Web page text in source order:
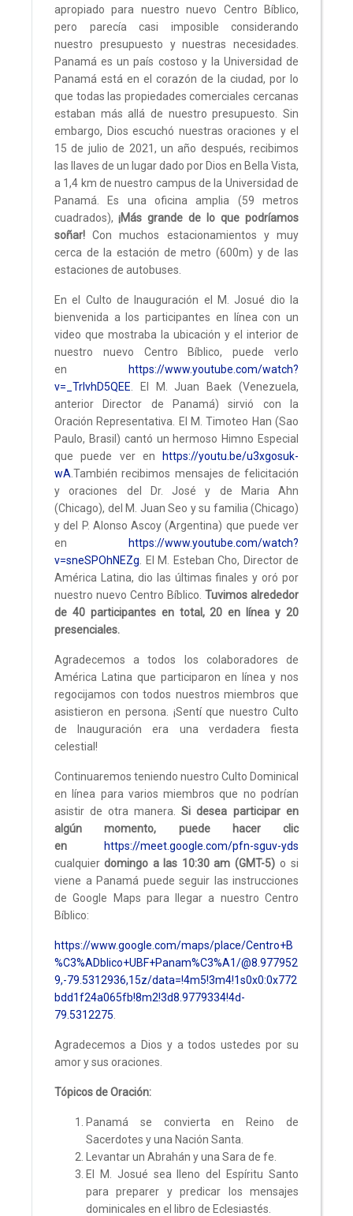
apropiado para nuestro nuevo Centro Bíblico,
pero parecía casi imposible considerando
nuestro presupuesto y nuestras necesidades.
Panamá es un país costoso y la Universidad de
Panamá está en el corazón de la ciudad, por lo
que todas las propiedades comerciales cercanas
estaban más allá de nuestro presupuesto. Sin
embargo, Dios escuchó nuestras oraciones y el
15 de julio de 2021, un año después, recibimos
las llaves de un lugar dado por Dios en Bella Vista,
a 1,4 km de nuestro campus de la Universidad de
Panamá. Es una oficina amplia (59 metros
cuadrados), ¡Más grande de lo que podríamos
soñar! Con muchos estacionamientos y muy
cerca de la estación de metro (600m) y de las
estaciones de autobuses.
En el Culto de Inauguración el M. Josué dio la
bienvenida a los participantes en línea con un
video que mostraba la ubicación y el interior de
nuestro nuevo Centro Bíblico, puede verlo
en
https://www.youtube.com/watch?
v=_TrlvhD5QEE. El M. Juan Baek (Venezuela,
anterior Director de Panamá) sirvió con la
Oración Representativa. El M. Timoteo Han (Sao
Paulo, Brasil) cantó un hermoso Himno Especial
que puede ver en
https://youtu.be/u3xgosuk-
wA.También recibimos mensajes de felicitación
y oraciones del Dr. José y de Maria Ahn
(Chicago), del M. Juan Seo y su familia (Chicago)
y del P. Alonso Ascoy (Argentina) que puede ver
en
https://www.youtube.com/watch?
v=sneSPOhNEZg. El M. Esteban Cho, Director de
América Latina, dio las últimas finales y oró por
nuestro nuevo Centro Bíblico. Tuvimos alrededor
de 40 participantes en total, 20 en línea y 20
presenciales.
Agradecemos a todos los colaboradores de
América Latina que participaron en línea y nos
regocijamos con todos nuestros miembros que
asistieron en persona. ¡Sentí que nuestro Culto
de Inauguración era una verdadera fiesta
celestial!
Continuaremos teniendo nuestro Culto Dominical
en línea para varios miembros que no podrían
asistir de otra manera. Si desea participar en
algún momento, puede hacer clic
en
https://meet.google.com/pfn-sguv-yds
cualquier domingo a las 10:30 am (GMT-5) o si
viene a Panamá puede seguir las instrucciones
de Google Maps para llegar a nuestro Centro
Bíblico:
https://www.google.com/maps/place/Centro+B
%C3%ADblico+UBF+Panam%C3%A1/@8.977952
9,-79.5312936,15z/data=!4m5!3m4!1s0x0:0x772
bdd1f24a065fb!8m2!3d8.9779334!4d-
79.5312275.
Agradecemos a Dios y a todos ustedes por su
amor y sus oraciones.
Tópicos de Oración:
Panamá se convierta en Reino de
Sacerdotes y una Nación Santa.
Levantar un Abrahán y una Sara de fe.
El M. Josué sea lleno del Espíritu Santo
para preparer y predicar los mensajes
dominicales en el libro de Eclesiastés.